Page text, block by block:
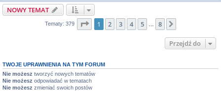
NOWY TEMAT
Tematy: 379 Strona z8
1 2 3 4 5 8
Przejdź do
TWOJE UPRAWNIENIA NA TYM FORUM
Nie możesz tworzyć nowych tematów
Nie możesz odpowiadać w tematach
Nie możesz zmieniać swoich postów